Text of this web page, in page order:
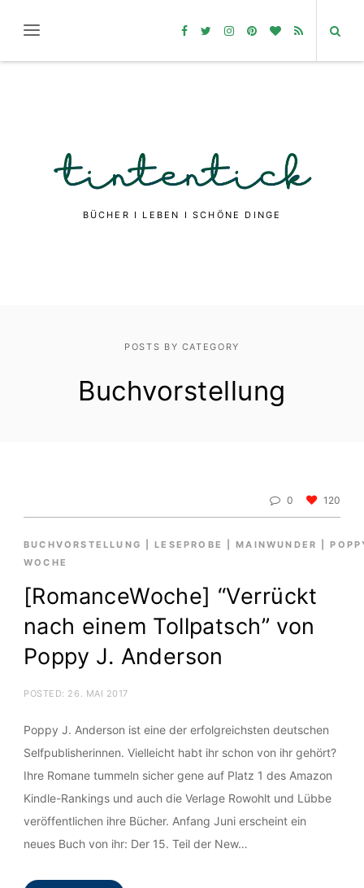
BÜCHER I LEBEN I SCHÖNE DINGE
POSTS BY CATEGORY
Buchvorstellung
0 120
BUCHVORSTELLUNG LESEPROBE MAINWUNDER
WOCHE
[RomanceWoche] “Verrückt
nach einem Tollpatsch” von
Poppy J. Anderson
POSTED: 26. MAI 2017
Poppy J. Anderson ist eine der erfolgreichsten deutschen
Selfpublisherinnen. Vielleicht habt ihr schon von ihr gehört?
Ihre Romane tummeln sicher gene auf Platz 1 des Amazon
Kindle-Rankings und auch die Verlage Rowohlt und Lübbe
veröffentlichen ihre Bücher. Anfang Juni erscheint ein
neues Buch von ihr: Der 15. Teil der New…